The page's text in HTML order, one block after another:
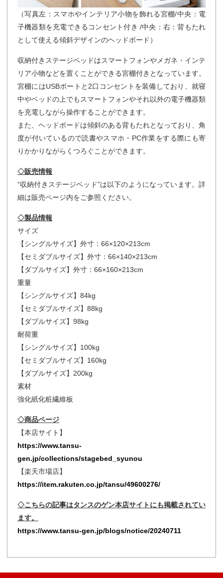
（写真左：スマホやインテリア小物を飾れる宮棚/中央：電
子機器類を充電できるコンセント付き /中央：右：背もたれ
として使える傾斜デザインのヘッドボード）
収納付きステージベッドはスマートフォンやメガネ・インテ
リア小物などを置くことができる宮棚付きとなっています。
宮棚にはUSBポートと2口コンセントを装備しており、就寝
中やベッドの上でもスマートフォンやそれ以外の電子機器類
を充電しながら操作することができます。
また、ヘッドボードは傾斜のある背もたれとなっており、角
度が付いているので読書やスマホ・PC作業をする際にも寄
りかかりながらくつろぐことができます。
◇販売情報
“収納付きステージベッド”は以下のようになっています。詳
細は販売ページ内をご参照ください。
◇製品情報
サイズ
【シングルサイズ】外寸：66×120×213cm
【セミダブルサイズ】外寸：66×140×213cm
【ダブルサイズ】外寸：66×160×213cm
重量
【シングルサイズ】84kg
【セミダブルサイズ】88kg
【ダブルサイズ】98kg
耐荷重
【シングルサイズ】100kg
【セミダブルサイズ】160kg
【ダブルサイズ】200kg
素材
強化紙化粧繊維板
◇商品ページ
【本店サイト】
https://www.tansu-
gen.jp/collections/stagebed_syunou
【楽天市場店】
https://item.rakuten.co.jp/tansu/49600276/
◇こちらの記事はタンスのゲン本店サイトにも掲載されてい
ます。
https://www.tansu-gen.jp/blogs/notice/20240711